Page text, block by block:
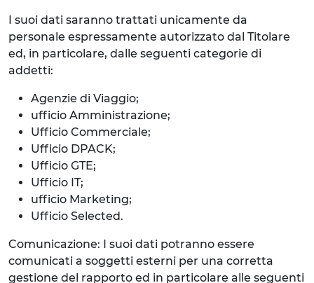
I suoi dati saranno trattati unicamente da
personale espressamente autorizzato dal Titolare
ed, in particolare, dalle seguenti categorie di
addetti:
Agenzie di Viaggio;
ufficio Amministrazione;
Ufficio Commerciale;
Ufficio DPACK;
Ufficio GTE;
Ufficio IT;
ufficio Marketing;
Ufficio Selected.
Comunicazione: I suoi dati potranno essere
comunicati a soggetti esterni per una corretta
gestione del rapporto ed in particolare alle seguenti